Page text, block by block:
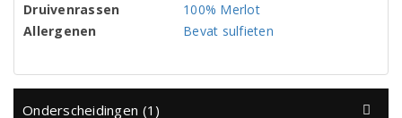
Druivenrassen
100% Merlot
Allergenen
Bevat sulfieten
Onderscheidingen (1)